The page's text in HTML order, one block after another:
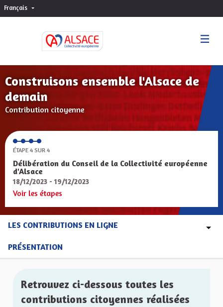
Français Choisir la langue
Construisons ensemble l'Alsace de
demain
Contribution citoyenne
ÉTAPE 4 SUR 4
Délibération du Conseil de la Collectivité européenne
d'Alsace
18/12/2023 - 19/12/2023
Voir les étapes
LES CONTRIBUTIONS EN LIGNE
PRÉSENTATION
Retrouvez ci-dessous toutes les
contributions citoyennes réalisées